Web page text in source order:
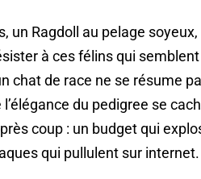
un Ragdoll au pelage
à ces félins qui
chat de race ne se résume
du pedigree se
coup : un budget qui
qui pullulent sur internet.